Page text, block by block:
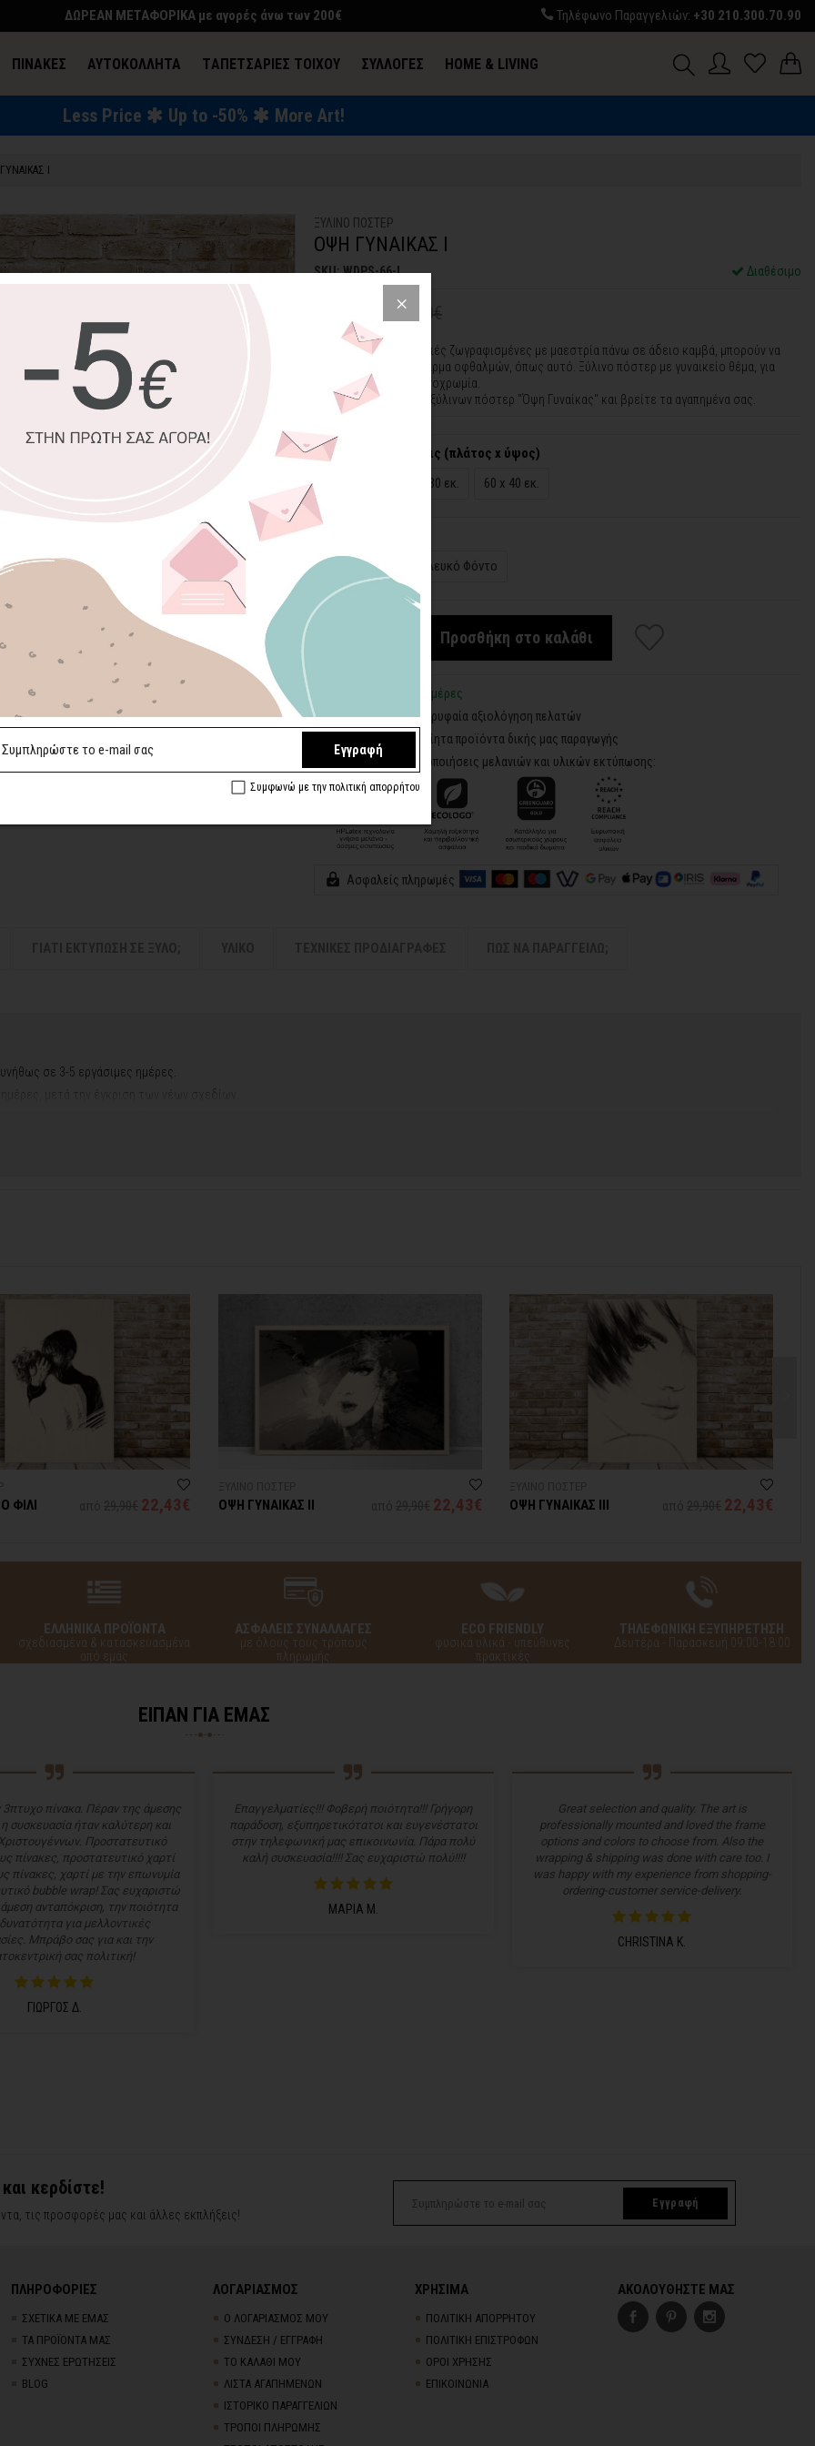
ΔΩΡΕΑΝ ΜΕΤΑΦΟΡΙΚΑ με αγορές άνω των 200€ Τηλέφωνο Παραγγελιών: +30 210.300.70.90
ΠΙΝΑΚΕΣ ΑΥΤΟΚΟΛΛΗΤΑ TΑΠΕΤΣΑΡΙΕΣ ΤΟΙΧΟΥ ΣΥΛΛΟΓΕΣ HOME & LIVING
ΕΝΔΥΣΗ & ΑΞΕΣΟΥΑΡ
Less Price Up to -50% More Art!
Ι
ΞΥΛΙΝΟ ΠΟΣΤΕΡ
ΟΨΗ ΓΥΝΑΙΚΑΣ Ι
SKU: WDPS-66-L Διαθέσιμο
29,90€
Μερικές μαύρες πινελιές ζωγραφισμένες με μαεστρία πάνω σε άδειο καμβά, μπορούν να
δημιουργήσουν ένα χάρμα οφθαλμών, όπως αυτό. Ξύλινο πόστερ με γυναικείο θέμα, για
όσους αγαπούν τη μονοχρωμία.
Ανακαλύψτε τη σειρά ξύλινων πόστερ "Όψη Γυναίκας" και βρείτε τα αγαπημένα σας.
Επιλέξτε διαστάσεις (πλάτος x ύψος)
45 x 30 εκ. 60 x 40 εκ.
Φυσικό Φόντο
Λευκό Φόντο
Προσθήκη στο καλάθι
Αποστολή σε 3-5 ημέρες
5/5 - Κορυφαία αξιολόγηση πελατών
Ελληνικά Χειροποίητα προϊόντα δικής μας παραγωγής
Ευρωπαϊκές πιστοποιήσεις μελανιών και υλικών εκτύπωσης:
Ασφαλείς πληρωμές
σε 3-5 εργάσιμες ημέρες.
μετά την έγκριση των νέων σχεδίων.
ΦΙΛΙ 22,43€ ΟΨΗ ΓΥΝΑΙΚΑΣ ΙΙ 22,43€ ΟΨΗ ΓΥΝΑΙΚΑΣ ΙΙΙ 22,43€
ΕΛΛΗΝΙΚΑ ΠΡΟΪΟΝΤΑ
σχεδιασμένα & κατασκευασμένα
από εμάς
ΑΣΦΑΛΕΙΣ ΣΥΝΑΛΛΑΓΕΣ
με όλους τους τρόπους
πληρωμής
ECO FRIENDLY
φυσικά υλικά - υπεύθυνες
πρακτικές
ΤΗΛΕΦΩΝΙΚΗ ΕΞΥΠΗΡΕΤΗΣΗ
Δευτέρα - Παρασκευή 09:00-18:00
ΕΙΠΑΝ ΓΙΑ ΕΜΑΣ
πίνακα. Πέραν της άμεσης
συσκευασία ήταν καλύτερη και
Προστατευτικό
πίνακες, προστατευτικό χαρτί
πίνακες, χαρτί με την επωνυμία
bubble wrap! Σας ευχαριστώ
ανταπόκριση, την ποιότητα
για μελλοντικές
Μπράβο σας για και την
σας πολιτική!
ΓΙΩΡΓΟΣ Δ.
Επαγγελματίες!!! Φοβερή ποιότητα!!! Γρήγορη
παράδοση, εξυπηρετικότατοι και ευγενέστατοι
στην τηλεφωνική μας επικοινωνία. Πάρα πολύ
καλή συσκευασία!!!! Σας ευχαριστώ πολύ!!!!
ΜΑΡΙΑ Μ.
Great selection and quality. The art is
professionally mounted and loved the frame
options and colors to choose from. Also the
wrapping & shipping was done with care too. I
was happy with my experience from shopping-
ordering-customer service-delivery.
CHRISTINA K.
κερδίστε!
τις προσφορές μας και άλλες εκπλήξεις!
Εγγραφή
ΠΛΗΡΟΦΟΡΙΕΣ
ΣΧΕΤΙΚΑ ΜΕ ΕΜΑΣ
ΤΑ ΠΡΟΪΟΝΤΑ ΜΑΣ
ΣΥΧΝΕΣ ΕΡΩΤΗΣΕΙΣ
BLOG
ΛΟΓΑΡΙΑΣΜΟΣ
Ο ΛΟΓΑΡΙΑΣΜΟΣ ΜΟΥ
ΣΥΝΔΕΣΗ / ΕΓΓΡΑΦΗ
ΤΟ ΚΑΛΑΘΙ ΜΟΥ
ΛΙΣΤΑ ΑΓΑΠΗΜΕΝΩΝ
ΙΣΤΟΡΙΚΟ ΠΑΡΑΓΓΕΛΙΩΝ
ΤΡΟΠΟΙ ΠΛΗΡΩΜΗΣ
ΧΡΗΣΙΜΑ
ΠΟΛΙΤΙΚΗ ΑΠΟΡΡΗΤΟΥ
ΠΟΛΙΤΙΚΗ ΕΠΙΣΤΡΟΦΩΝ
ΟΡΟΙ ΧΡΗΣΗΣ
ΕΠΙΚΟΙΝΩΝΙΑ
ΑΚΟΛΟΥΘΗΣΤΕ ΜΑΣ
Εγγραφή
Συμφωνώ με την πολιτική απορρήτου